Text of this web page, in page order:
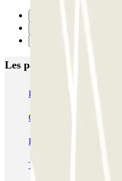
Les parkings les mieux
Kreuzstrasse
Queen Valetpark - Valet -
Europepark - Car Valet -
Trust Park Fly - Car Valet